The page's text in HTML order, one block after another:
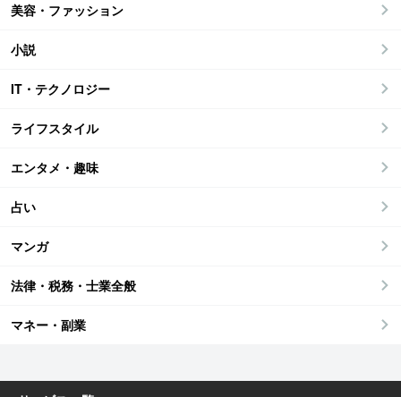
美容・ファッション
小説
IT・テクノロジー
ライフスタイル
エンタメ・趣味
占い
マンガ
法律・税務・士業全般
マネー・副業